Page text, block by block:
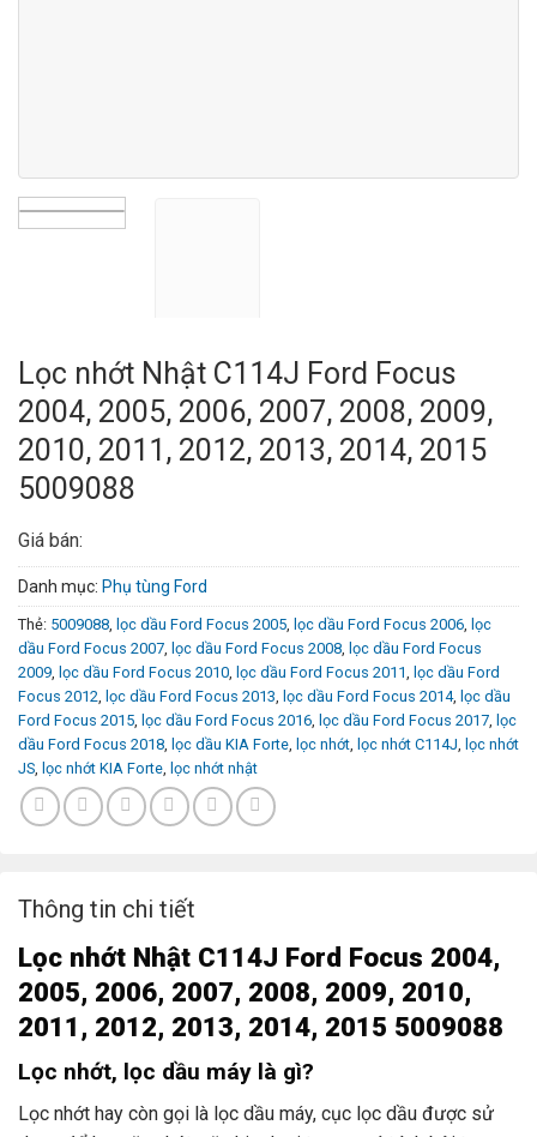
Lọc nhớt Nhật C114J Ford Focus
2004, 2005, 2006, 2007, 2008, 2009,
2010, 2011, 2012, 2013, 2014, 2015
5009088
Giá bán:
Danh mục: Phụ tùng Ford
Thẻ: 5009088 lọc dầu Ford Focus 2005 lọc dầu Ford Focus 2006 lọc
dầu Ford Focus 2007 lọc dầu Ford Focus 2008 lọc dầu Ford Focus
2009 lọc dầu Ford Focus 2010 lọc dầu Ford Focus 2011
lọc dầu Ford
Focus 2012
lọc dầu Ford Focus 2013 lọc dầu Ford Focus 2014, lọc dầu
Ford Focus 2015 lọc dầu Ford Focus 2016 lọc dầu Ford Focus 2017 lọc
dầu Ford Focus 2018 lọc dầu KIA Forte lọc nhớt lọc nhớt C114J
lọc nhớt
JS lọc nhớt KIA Forte lọc nhớt nhật
Thông tin chi tiết
Lọc nhớt Nhật C114J Ford Focus 2004,
2005, 2006, 2007, 2008, 2009, 2010,
2011, 2012, 2013, 2014, 2015 5009088
Lọc nhớt, lọc dầu máy là gì?
Lọc nhớt hay còn gọi là lọc dầu máy, cục lọc dầu được sử